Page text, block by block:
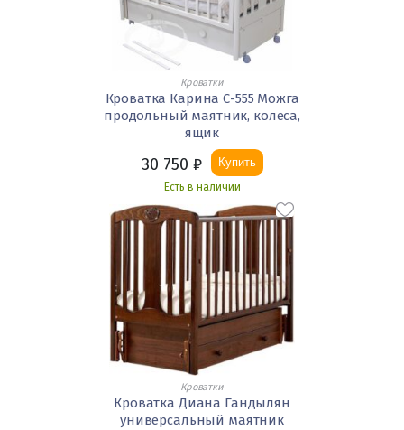
Кроватки
Кроватка Карина С-555 Можга
продольный маятник, колеса,
ящик
30 750 ₽ Купить
Есть в наличии
Кроватки
Кроватка Диана Гандылян
универсальный маятник